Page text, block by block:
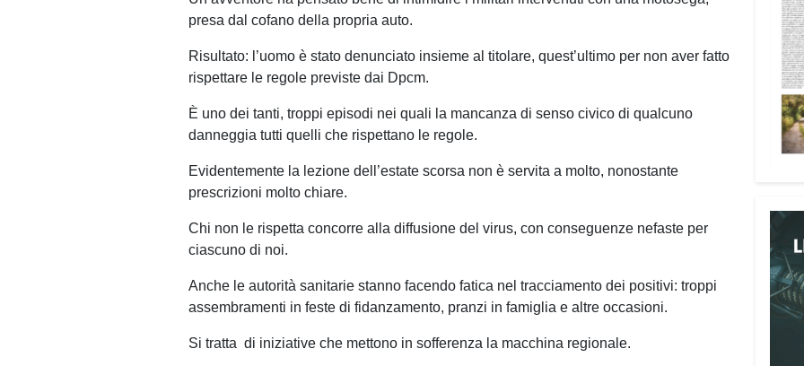
presa dal cofano della propria auto.
Risultato: l’uomo è stato denunciato insieme al titolare, quest’ultimo per non aver fatto
rispettare le regole previste dai Dpcm.
È uno dei tanti, troppi episodi nei quali la mancanza di senso civico di qualcuno
danneggia tutti quelli che rispettano le regole.
Evidentemente la lezione dell’estate scorsa non è servita a molto, nonostante
prescrizioni molto chiare.
Chi non le rispetta concorre alla diffusione del virus, con conseguenze nefaste per
ciascuno di noi.
Anche le autorità sanitarie stanno facendo fatica nel tracciamento dei positivi: troppi
assembramenti in feste di fidanzamento, pranzi in famiglia e altre occasioni.
Si tratta di iniziative che mettono in sofferenza la macchina regionale.